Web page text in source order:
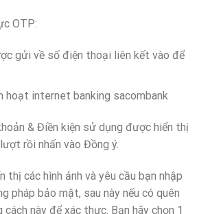
OTP:
gửi về số điện thoại liên kết vào để
hoạt internet banking sacombank
& Điền kiện sử dụng được hiển thị
rồi nhấn vào Đồng ý.
thị các hình ảnh và yêu cầu bạn nhập
pháp bảo mật, sau này nếu có quên
này để xác thực. Bạn hãy chọn 1